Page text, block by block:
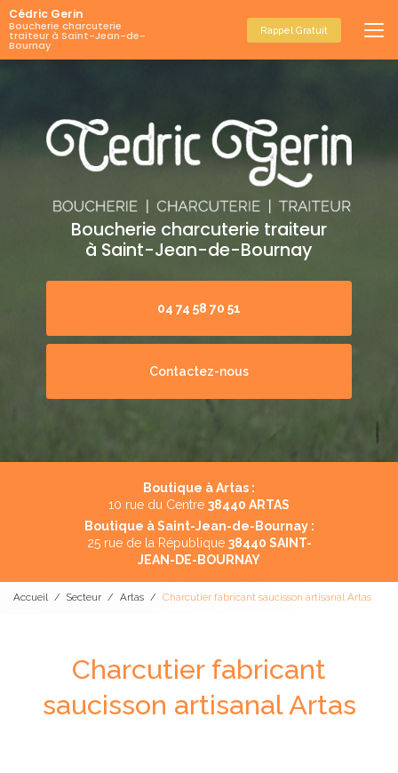
Aller
au
contenu
principal
Cédric Gerin
Boucherie charcuterie
traiteur à Saint-Jean-de-
Bournay
Rappel Gratuit
Boucherie charcuterie traiteur
à Saint-Jean-de-Bournay
04 74 58 70 51
Contactez-nous
Boutique à Artas :
10 rue du Centre 38440 ARTAS
Boutique à Saint-Jean-de-Bournay :
25 rue de la République 38440 SAINT-
JEAN-DE-BOURNAY
Accueil Secteur Artas Charcutier fabricant saucisson artisanal Artas
Charcutier fabricant
saucisson artisanal Artas